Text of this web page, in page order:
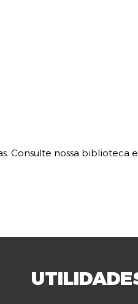
Consulte nossa biblioteca